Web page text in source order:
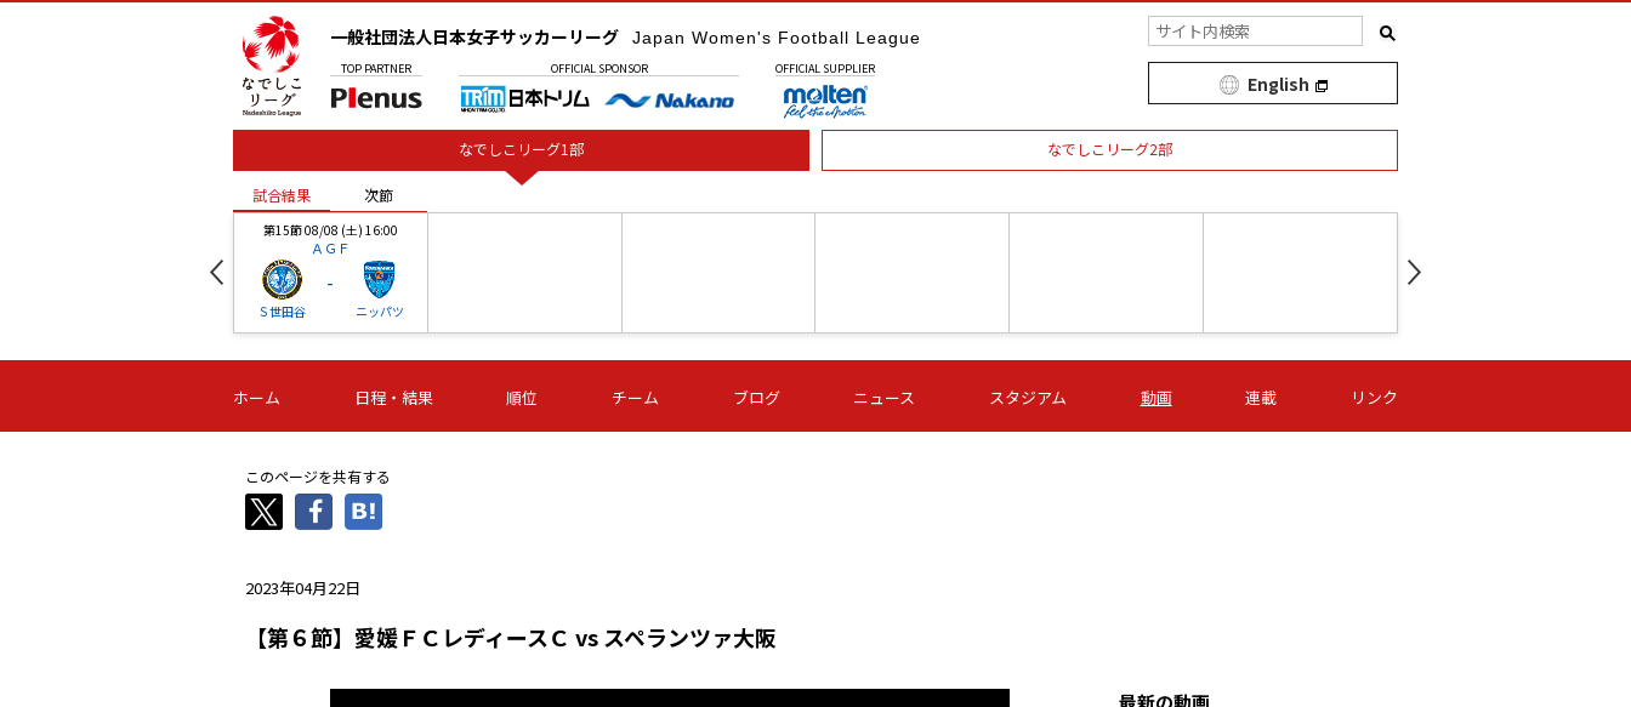
一般社団法人日本女子サッカーリーグ Japan Women's Football League
TOP PARTNER OFFICIAL SPONSOR OFFICIAL SUPPLIER
English
なでしこリーグ1部 なでしこリーグ2部
試合結果 次節
第15節 08/08 (土) 16:00
ＡＧＦ
Ｓ世田谷
-
ニッパツ
-
第16節 09/05 (土) 15:00
ニッパツ
ニッパツ
-
名古屋
第16節 09/05 (土) 15:00
石人の星
-
第16節 09/05 (土) 16:00
ＡＧＦ
-
いちご
-
第16節 09/06 (日) 15:00
-
第16節 09/06 (日) 15:00
- -
試合結果 次節
ホーム 日程・結果 順位 チーム ブログ ニュース スタジアム 動画 連載 リンク
このページを共有する
2023年04月22日
【第６節】愛媛ＦＣレディースＣ vs スペランツァ大阪
最新の動画